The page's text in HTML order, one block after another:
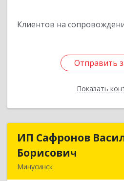
Клиентов на
Отправить
Показать
Отправить
Назад
ИП Сафронов
Борисович
Минусинск
ИП